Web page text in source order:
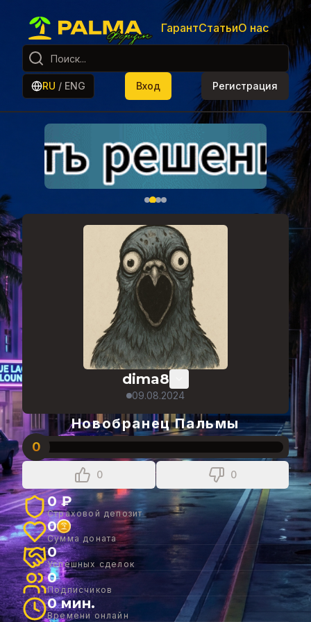
ГарантСтатьиО нас
RU / ENG Вход Регистрация
dima8
09.08.2024
Новобранец Пальмы
0
0 0
0 ₽
Страховой депозит
0
Сумма доната
0
Успешных сделок
0
Подписчиков
0 мин.
Времени онлайн